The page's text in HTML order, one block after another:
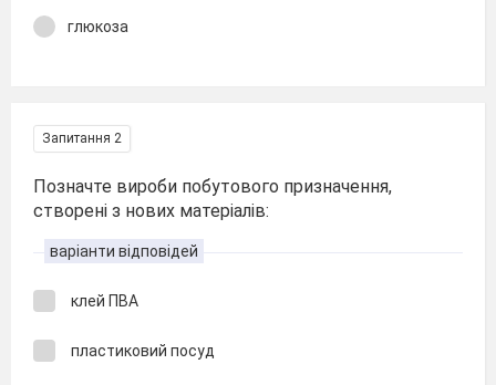
глюкоза
Запитання 2
Позначте вироби побутового призначення,
створені з нових матеріалів:
варіанти відповідей
клей ПВА
пластиковий посуд